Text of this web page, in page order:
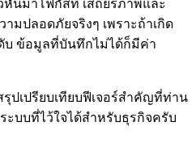
หันมาโฟกัสที่ เสถียรภาพและ
มปลอดภัยจริงๆ เพราะถ้าเกิด
บ ข้อมูลที่บันทึกไม่ได้ก็มีค่า
ปเปรียบเทียบฟีเจอร์สำคัญที่ท่าน
บบที่ไว้ใจได้สำหรับธุรกิจครับ